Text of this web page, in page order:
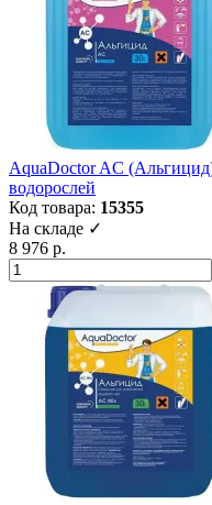
AquaDoctor AC
водорослей
Код товара: 15355
На складе ✓
8 976 р.